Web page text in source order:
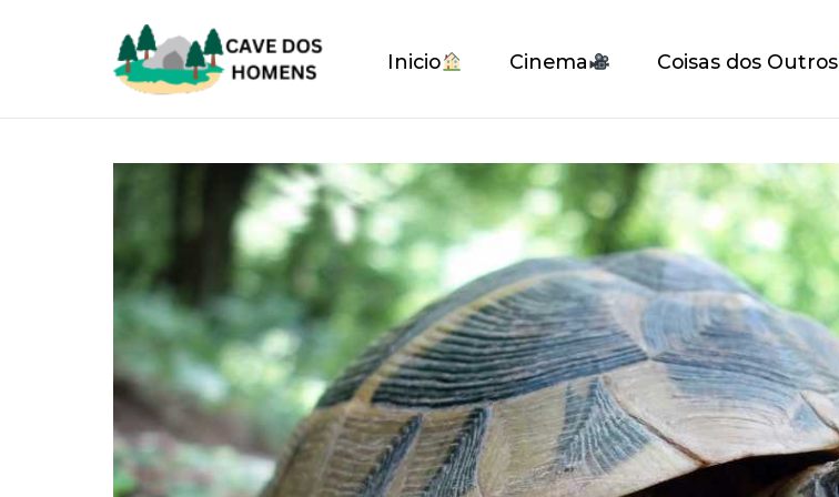
Blog da Cave dos Homens
Blog Com cenas random e noticias que nao lembram a ninguém
Inicio Cinema Coisas dos Outros